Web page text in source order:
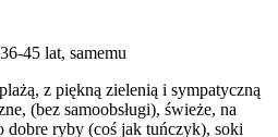
45 lat, samemu
z piękną zielenią i sympatyczną
(bez samoobsługi), świeże, na
dobre ryby (coś jak tuńczyk), soki